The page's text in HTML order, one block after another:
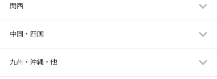
関西
中国・四国
九州・沖縄・他